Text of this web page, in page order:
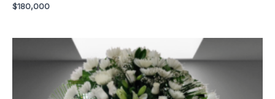
$180,000